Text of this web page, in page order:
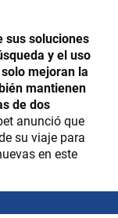
sus soluciones
y el uso
mejoran la
mantienen
de dos
anunció que
su viaje para
en este